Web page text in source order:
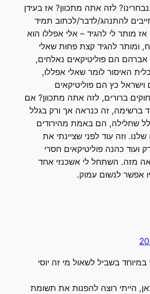
לזה אתה מתכוון? אז בעידן
להתנהג/לדבר/לכתוב תמיד
מותר לי להגיד – אלי אפללו הוא
ומותר להגיד קצת פחות שאלי
אברהם הם פוליטיקאים נאלחים,
האיסור לומר שאלי אפללו,
כץ הם פוליטיקאים
ברורים, לזה אתה מתכוון? אם
ברשימה, זה כנראה אך ורק בגלל
שחלילה, הם באמת מהירודים
וזה עוד לפני שציינתי את
ועוד כהנה פוליטיקאים חסרי
מזה. השתחל לי אשכנזי אחד
אפשר לנשום עמוק.
בשביל לשאול מי זה יוסי
הייתי רוצה להפנות את תשומת